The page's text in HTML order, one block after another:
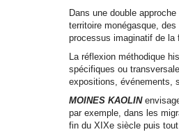
Dans une double
territoire monégasque,
processus imaginatif de la
La réflexion méthodique
spécifiques ou
expositions, événements,
MOINES KAOLIN
par exemple, dans les
fin du XIXe siècle puis